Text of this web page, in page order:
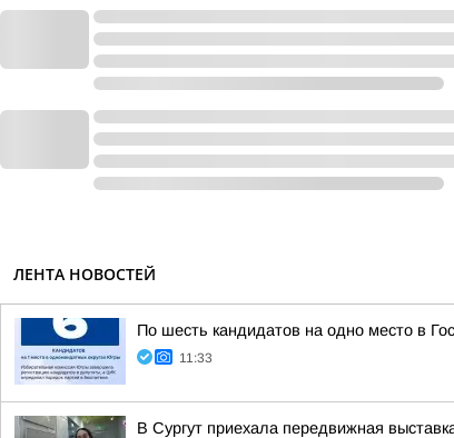
ЛЕНТА НОВОСТЕЙ
По шесть кандидатов на одно место в
11:33
В Сургут приехала передвижная